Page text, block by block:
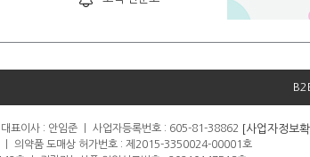
대표이사 : 안임준 사업자등록번호 : 605-81-38862 [사업자정보
의약품 도매상 허가번호 : 제2015-3350024-00001호